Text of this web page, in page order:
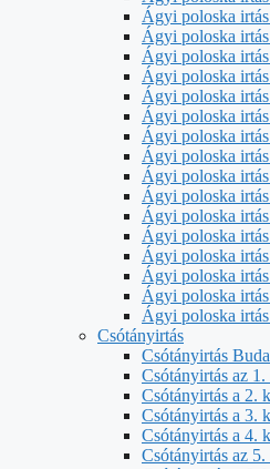
Ágyi poloska
Ágyi poloska
Ágyi poloska
Ágyi poloska
Ágyi poloska
Ágyi poloska
Ágyi poloska
Ágyi poloska
Ágyi poloska
Ágyi poloska
Ágyi poloska
Ágyi poloska
Ágyi poloska
Ágyi poloska
Ágyi poloska
Ágyi poloska
Csótányirtás
Csótányirtás
Csótányirtás az 1.
Csótányirtás a 2.
Csótányirtás a 3.
Csótányirtás a 4.
Csótányirtás az 5.